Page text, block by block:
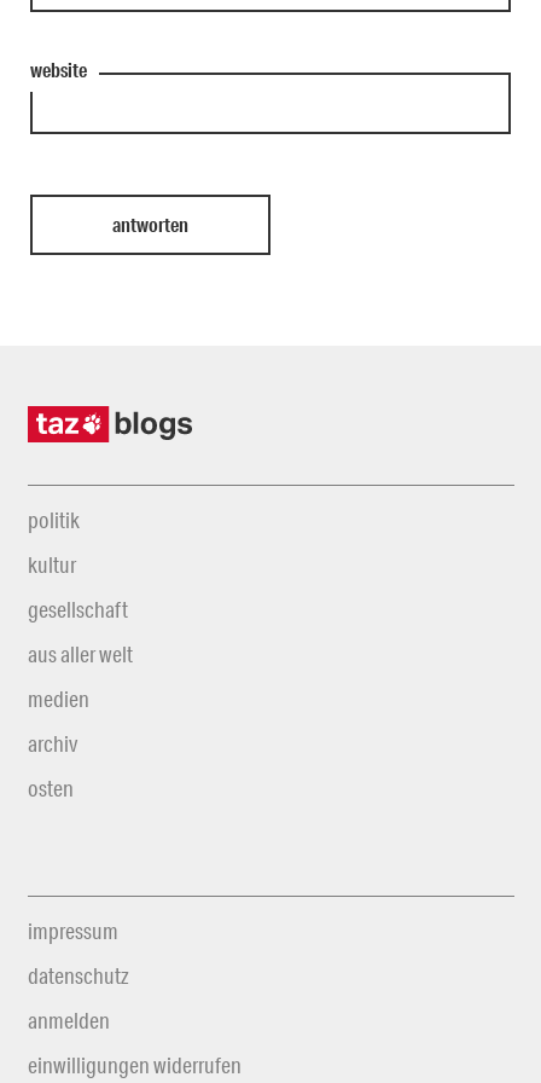
website
politik
kultur
gesellschaft
aus aller welt
medien
archiv
osten
impressum
datenschutz
anmelden
einwilligungen widerrufen